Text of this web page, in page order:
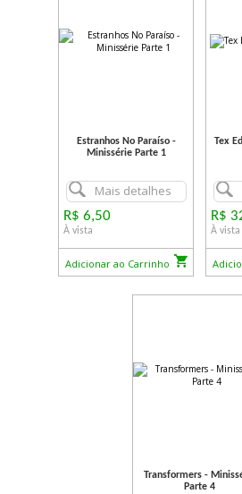
Estranhos No Paraíso -
Minissérie Parte 1
Mais detalhes
R$ 6,50
À vista
Adicionar ao Carrinho
Tex
R$
À vista
Transformers -
Parte 4